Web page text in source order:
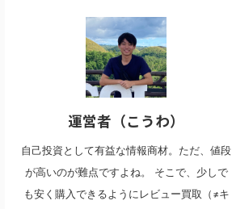
運営者（こうわ）
自己投資として有益な情報商材。ただ、値段
が高いのが難点ですよね。 そこで、少しで
も安く購入できるようにレビュー買取（≠キ